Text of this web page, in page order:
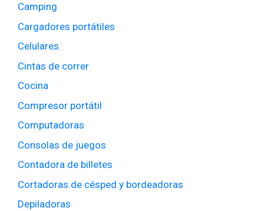
Camping
Cargadores portátiles
Celulares
Cintas de correr
Cocina
Compresor portátil
Computadoras
Consolas de juegos
Contadora de billetes
Cortadoras de césped y bordeadoras
Depiladoras